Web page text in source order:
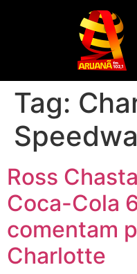
Tag:
Ross
Coca-Cola
comentam
Charlotte